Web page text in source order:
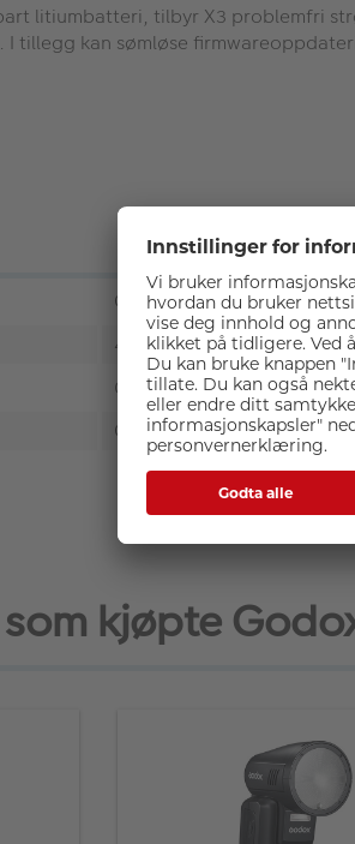
litiumbatteri, tilbyr X3 problemfri
tillegg kan sømløse
Godox
45.7 x 40.6 x 38.1
0.2
Canon
kjøpte